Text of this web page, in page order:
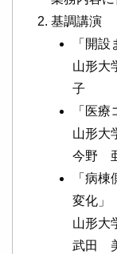
基調講演
「開
山形
子
「医
山形大
今野
「病
変化」
山形大
武田